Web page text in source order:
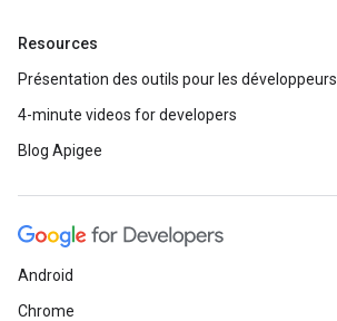
Resources
Présentation des outils pour les développeurs
4-minute videos for developers
Blog Apigee
Android
Chrome